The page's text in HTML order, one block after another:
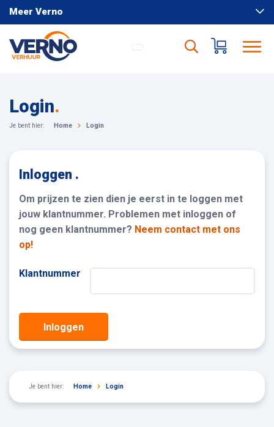
Meer Verno
Login.
Je bent hier: Home Login
Inloggen .
Om prijzen te zien dien je eerst in te loggen met
jouw klantnummer. Problemen met inloggen of
nog geen klantnummer? Neem contact met ons
op!
Klantnummer
Inloggen
Je bent hier: Home Login